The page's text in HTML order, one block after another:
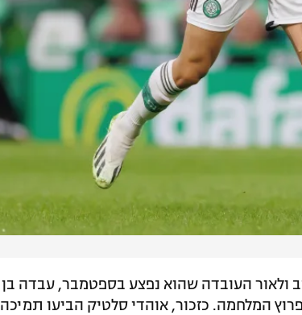
העובדה שהוא נפצע בספטמבר, עבדה בן
פרוץ המלחמה. כזכור, אוהדי סלטיק הביעו תמיכה